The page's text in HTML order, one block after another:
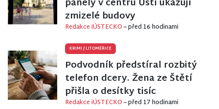
zmizelé budovy
Redakce iÚSTECKO– před 16 hodinami
KRIMI /LITOMĚŘICE
Podvodník předstíral rozbitý
telefon dcery. Žena ze Štětí
přišla o desítky tisíc
Redakce iÚSTECKO– před 17 hodinami